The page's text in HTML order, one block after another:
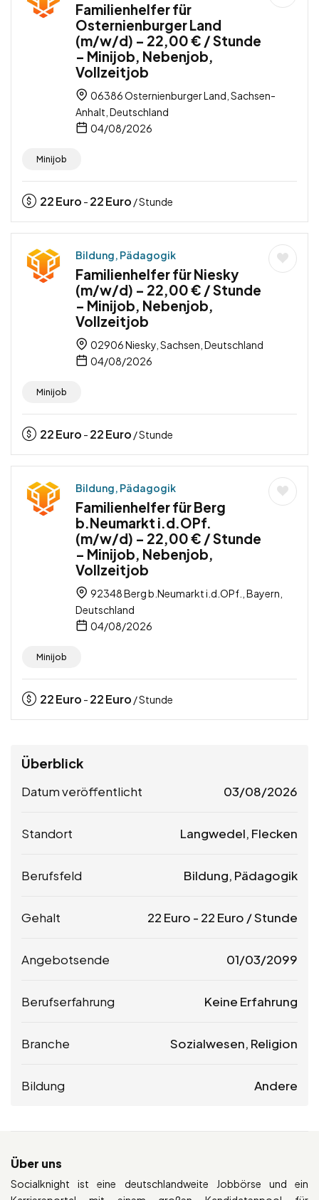
Familienhelfer für
Osternienburger Land
(m/w/d) – 22,00 € / Stunde
– Minijob, Nebenjob,
Vollzeitjob
06386 Osternienburger Land, Sachsen-
Anhalt, Deutschland
04/08/2026
Minijob
22Euro - 22Euro / Stunde
Bildung, Pädagogik
Familienhelfer für Niesky
(m/w/d) – 22,00 € / Stunde
– Minijob, Nebenjob,
Vollzeitjob
02906 Niesky, Sachsen, Deutschland
04/08/2026
Minijob
22Euro - 22Euro / Stunde
Bildung, Pädagogik
Familienhelfer für Berg
b.Neumarkt i.d.OPf.
(m/w/d) – 22,00 € / Stunde
– Minijob, Nebenjob,
Vollzeitjob
92348 Berg b.Neumarkt i.d.OPf., Bayern,
Deutschland
04/08/2026
Minijob
22Euro - 22Euro / Stunde
Überblick
Datum veröffentlicht 03/08/2026
Standort Langwedel, Flecken
Berufsfeld Bildung, Pädagogik
Gehalt 22 Euro - 22 Euro / Stunde
Angebotsende 01/03/2099
Berufserfahrung Keine Erfahrung
Branche Sozialwesen, Religion
Bildung Andere
Über uns
Socialknight ist eine deutschlandweite Jobbörse und ein